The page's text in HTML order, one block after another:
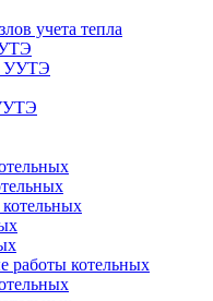
учета тепла
УУТЭ
работы котельных